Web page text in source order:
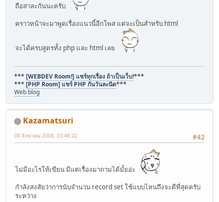
ถือสาละกันนะครับ
คราวหน้าจะมาพูดเรื่องแนวนี้อีกโพส แต่จะเป็นสำหรับ html
จะได้ครบสูตรทั้ง php และ html เลย
*** [WEBDEV Room!] แชร์ทุกเรื่อง ถ้าเป็นเว็บ!***
*** [PHP Room] แชร์ PHP กันวันละนิด***
Web blog
Kazamatsuri
#42
08 สิงหาคม 2008, 03:48:22
ไม่มีอะไรให้เขียน มีแต่เรื่องมาถามได้มั้ยอ่ะ
กำลังสงสัยว่าการนับจำนวน record set ใช้แบบไหนถึงจะดีที่สุดครับ
ระหว่าง